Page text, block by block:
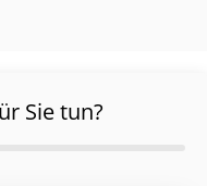
Sie tun?